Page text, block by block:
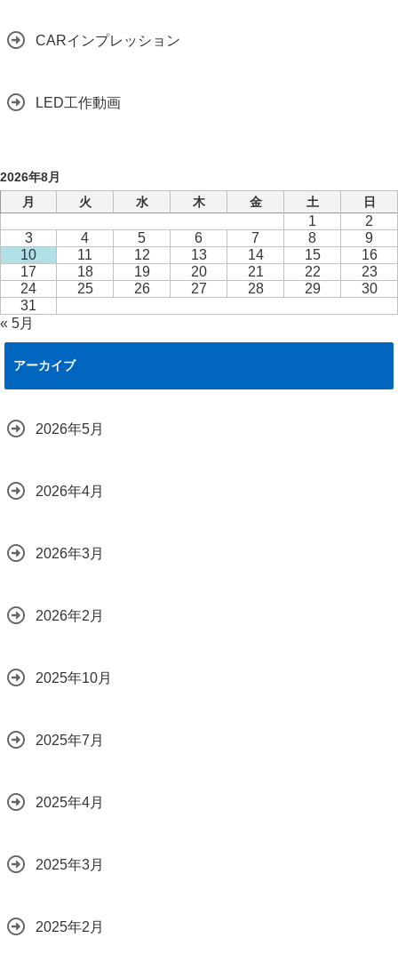
CARインプレッション
LED工作動画
2026年8月
月
火 水 木 金 土 日
1
2
3
4 5 6 7 8
9
10
11 12 13 14 15
16
17
18 19 20 21 22
23
24
25 26 27 28 29
30
31
« 5月
アーカイブ
2026年5月
2026年4月
2026年3月
2026年2月
2025年10月
2025年7月
2025年4月
2025年3月
2025年2月